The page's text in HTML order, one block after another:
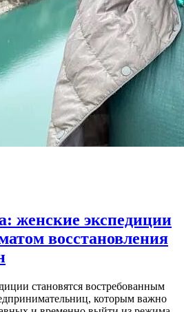
женские экспедиции
восстановления
становятся востребованным
которым важно